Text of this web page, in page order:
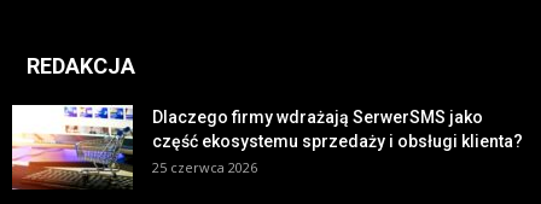
REDAKCJA
Dlaczego firmy wdrażają SerwerSMS jako
część ekosystemu sprzedaży i obsługi klienta?
25 czerwca 2026